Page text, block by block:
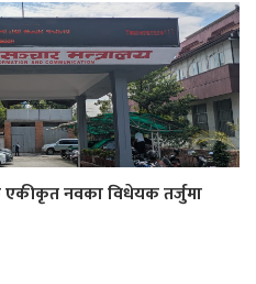
एकीकृत नवका विधेयक तर्जुमा